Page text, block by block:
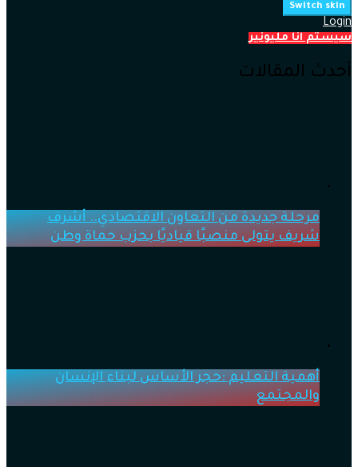
Switch skin
Login
سيستم انا مليونير
أحدث المقالات
مرحلة جديدة من التعاون الاقتصادي.. أشرف
شريف يتولى منصبًا قياديًا بحزب حماة وطن
أهمية التعليم :حجر الأساس لبناء الإنسان
والمجتمع